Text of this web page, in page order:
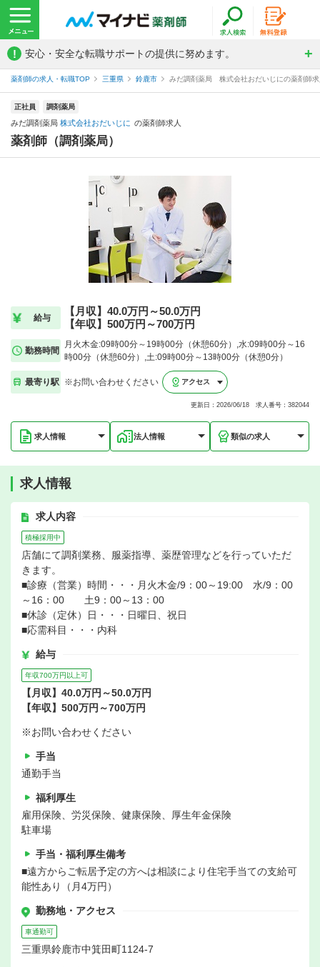
! 安心・安全な転職サポートの提供に努めます。
薬剤師の求人・転職TOP 三重県 鈴鹿市 みだ調剤薬局 株式会社おだいじにの薬剤師
正社員 調剤薬局
みだ調剤薬局 株式会社おだいじに の薬剤師求人
薬剤師（調剤薬局）
給与
【月収】40.0万円～50.0万円
【年収】500万円～700万円
勤務時間
月火木金:09時00分～19時00分（休憩60分）,水:09時00分～16
時00分（休憩60分）,土:09時00分～13時00分（休憩0分）
最寄り駅 ※お問い合わせください アクセス
更新日：2026/06/18 求人番号：382044
求人情報 法人情報 類似の求人
求人情報
求人内容
積極採用中
店舗にて調剤業務、服薬指導、薬歴管理などを行っていただ
きます。
■診療（営業）時間・・・月火木金/9：00～19:00 水/9：00
～16：00 土9：00～13：00
■休診（定休）日・・・日曜日、祝日
■応需科目・・・内科
給与
年収700万円以上可
【月収】40.0万円～50.0万円
【年収】500万円～700万円
※お問い合わせください
手当
通勤手当
福利厚生
雇用保険、労災保険、健康保険、厚生年金保険
駐車場
手当・福利厚生備考
■遠方からご転居予定の方へは相談により住宅手当ての支給可
能性あり（月4万円）
勤務地・アクセス
車通勤可
三重県鈴鹿市中箕田町1124-7